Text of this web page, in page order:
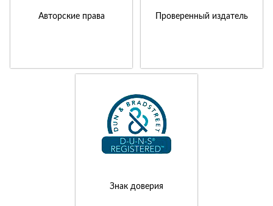
Авторские права Проверенный издатель
Знак доверия